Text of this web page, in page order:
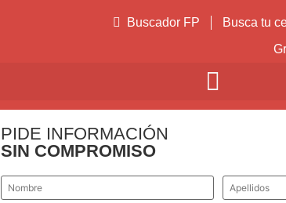
Buscador FP Busca tu
PIDE INFORMACIÓN
SIN COMPROMISO
Nombre Apellidos
*